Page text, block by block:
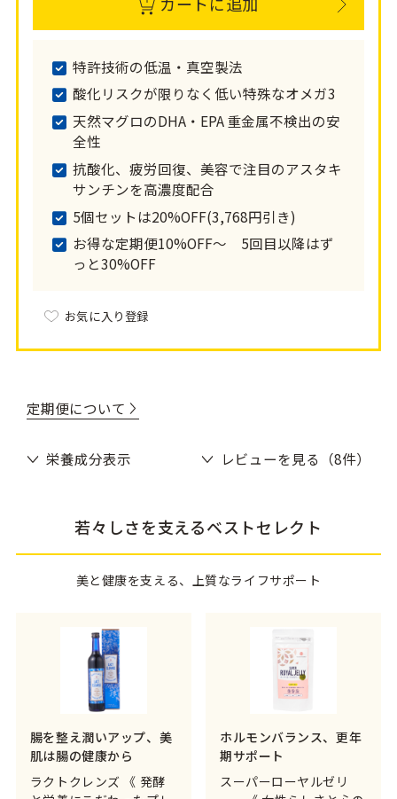
特許技術の低温・真空製法
酸化リスクが限りなく低い特殊なオメガ3
天然マグロのDHA・EPA 重金属不検出の安
全性
抗酸化、疲労回復、美容で注目のアスタキ
サンチンを高濃度配合
5個セットは20%OFF(3,768円引き)
お得な定期便10%OFF〜 5回目以降はず
っと30%OFF
お気に入り登録
定期便について
栄養成分表示 レビューを見る（8件）
若々しさを支えるベストセレクト
美と健康を支える、上質なライフサポート
腸を整え潤いアップ、美
肌は腸の健康から
ラクトクレンズ 《 発酵
ホルモンバランス、更年
期サポート
スーパーローヤルゼリ